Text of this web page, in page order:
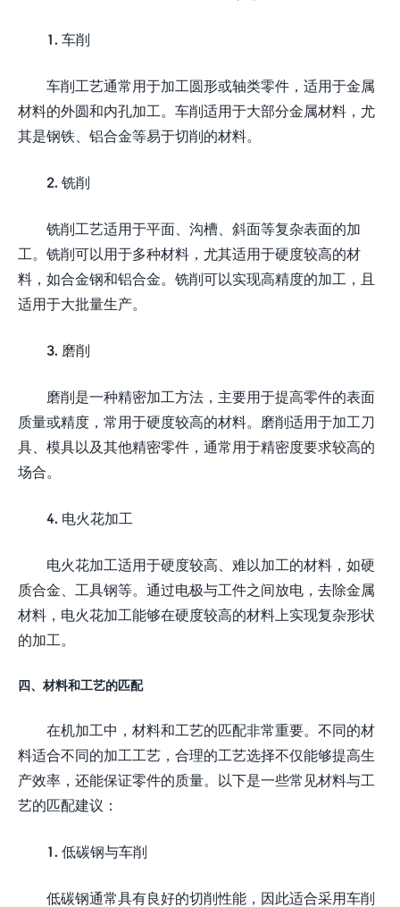
1. 车削
车削工艺通常用于加工圆形或轴类零件，适用于金属
材料的外圆和内孔加工。车削适用于大部分金属材料，尤
其是钢铁、铝合金等易于切削的材料。
2. 铣削
铣削工艺适用于平面、沟槽、斜面等复杂表面的加
工。铣削可以用于多种材料，尤其适用于硬度较高的材
料，如合金钢和铝合金。铣削可以实现高精度的加工，且
适用于大批量生产。
3. 磨削
磨削是一种精密加工方法，主要用于提高零件的表面
质量或精度，常用于硬度较高的材料。磨削适用于加工刀
具、模具以及其他精密零件，通常用于精密度要求较高的
场合。
4. 电火花加工
电火花加工适用于硬度较高、难以加工的材料，如硬
质合金、工具钢等。通过电极与工件之间放电，去除金属
材料，电火花加工能够在硬度较高的材料上实现复杂形状
的加工。
四、材料和工艺的匹配
在机加工中，材料和工艺的匹配非常重要。不同的材
料适合不同的加工工艺，合理的工艺选择不仅能够提高生
产效率，还能保证零件的质量。以下是一些常见材料与工
艺的匹配建议：
1. 低碳钢与车削
低碳钢通常具有良好的切削性能，因此适合采用车削